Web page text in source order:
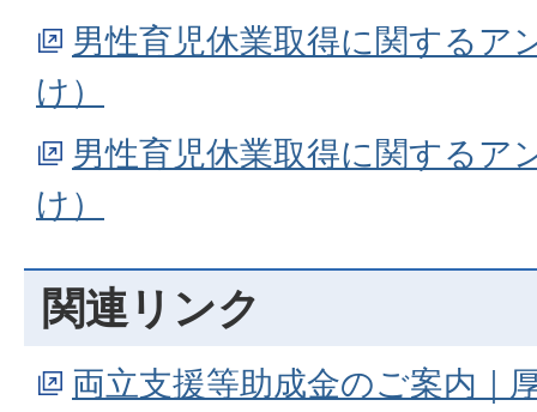
男性育児休業取得に関するア
け）
男性育児休業取得に関するア
け）
関連リンク
両立支援等助成金のご案内｜